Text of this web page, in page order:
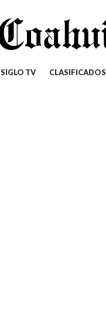
SIGLO TV CLASIFICADOS